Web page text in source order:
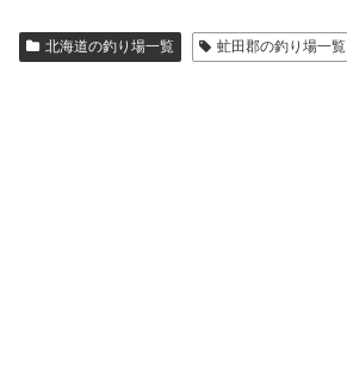
北海道の釣り場一覧 虻田郡の釣り場一覧